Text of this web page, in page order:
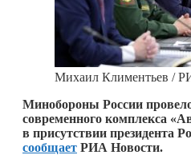
Михаил Климентьев /
Минобороны России
современного комплекса
в присутствии президента
сообщает РИА Новости.